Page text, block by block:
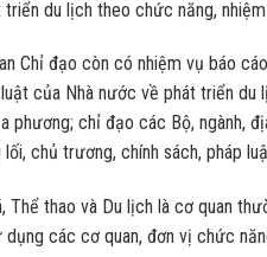
triển du lịch theo chức năng,
Chỉ đạo còn có nhiệm vụ báo
của Nhà nước về phát triển
phương; chỉ đạo các Bộ, ngành,
lối, chủ trương, chính sách, pháp
Thể thao và Du lịch là cơ quan
dụng các cơ quan, đơn vị chức